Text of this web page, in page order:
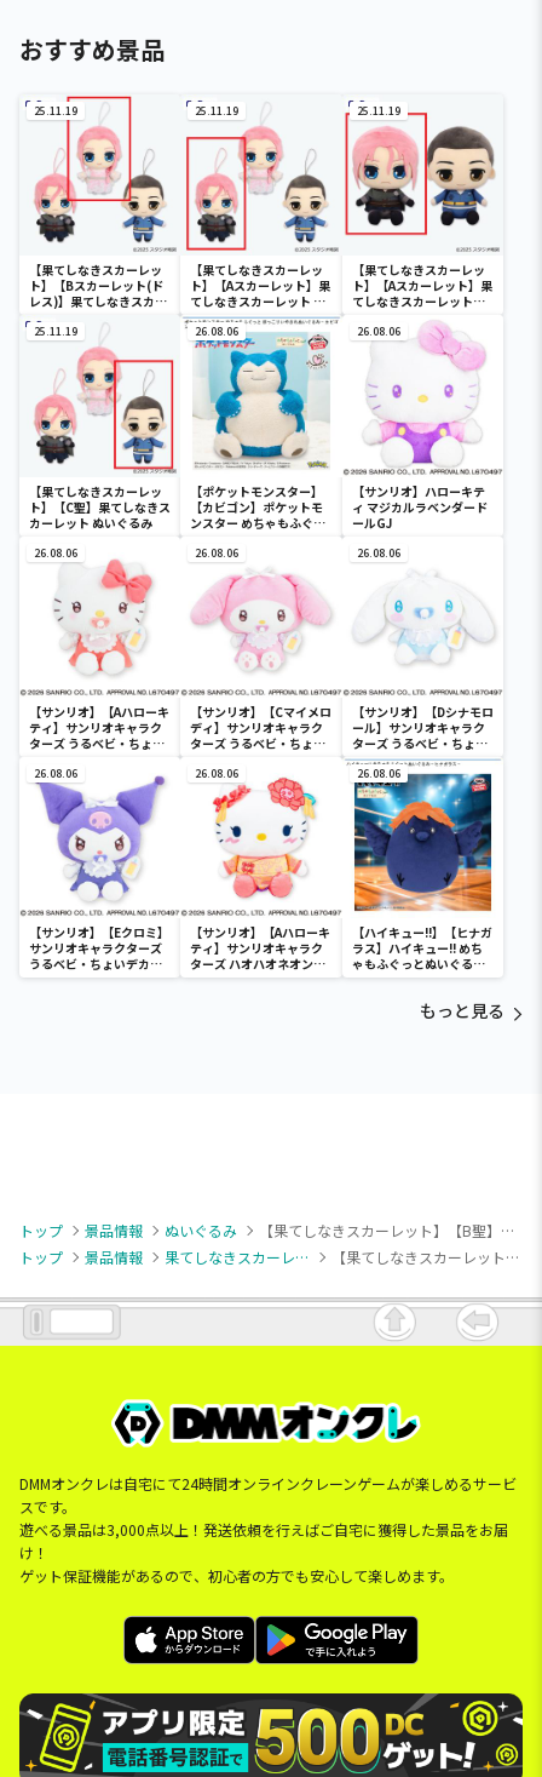
おすすめ景品
25.11.19
【果てしなきスカーレッ
ト】【Bスカーレット(ド
レス)】果てしなきスカー
レット ぬいぐるみ
25.11.19
【果てしなきスカーレッ
ト】【Aスカーレット】果
てしなきスカーレット ぬ
いぐるみ
25.11.19
【果てしなきスカーレッ
ト】【Aスカーレット】果
てしなきスカーレット
BIGぬいぐるみ
25.11.19
【果てしなきスカーレッ
ト】【C聖】果てしなきス
カーレット ぬいぐるみ
26.08.06
【ポケットモンスター】
【カビゴン】ポケットモ
ンスター めちゃもふぐっ
ぐるみ～カビゴン～
26.08.06
【サンリオ】ハローキテ
ィ マジカルラベンダード
ールGJ
26.08.06
【サンリオ】【Aハローキ
ティ】サンリオキャラク
ターズ うるベビ・ちょい
26.08.06
【サンリオ】【Cマイメロ
ディ】サンリオキャラク
ターズ うるベビ・ちょい
26.08.06
【サンリオ】【Dシナモロ
ール】サンリオキャラク
ターズ うるベビ・ちょい
デカドール
26.08.06
【サンリオ】【Eクロミ】
サンリオキャラクターズ
うるベビ・ちょいデカド
ール
26.08.06
【サンリオ】【Aハローキ
ティ】サンリオキャラク
ターズ ハオハオネオンタ
ウンドールBIGタイプ1
26.08.06
【ハイキュー!!】【ヒナガ
ラス】ハイキュー!! めち
ゃもふぐっとぬいぐるみ
～ヒナガラス～
もっと見る
トップ 景品情報 ぬいぐるみ
【果てしなきスカーレット】【B聖】果てしなきスカーレット BIGぬいぐるみ
トップ
景品情報 果てしなきスカーレット 【果てしなきスカーレット】【B聖】果てしなきスカーレット BIGぬいぐるみ
DMMオンクレは自宅にて24時間オンラインクレーンゲームが楽しめるサービ
スです。
遊べる景品は3,000点以上！発送依頼を行えばご自宅に獲得した景品をお届
け！
ゲット保証機能があるので、初心者の方でも安心して楽しめます。